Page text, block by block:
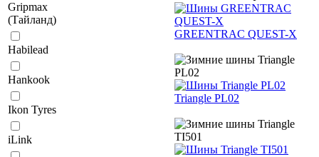
Gripmax
(Тайланд)
Habilead
Hankook
Ikon Tyres
iLink
GREENTRAC QUEST-X
Triangle PL02